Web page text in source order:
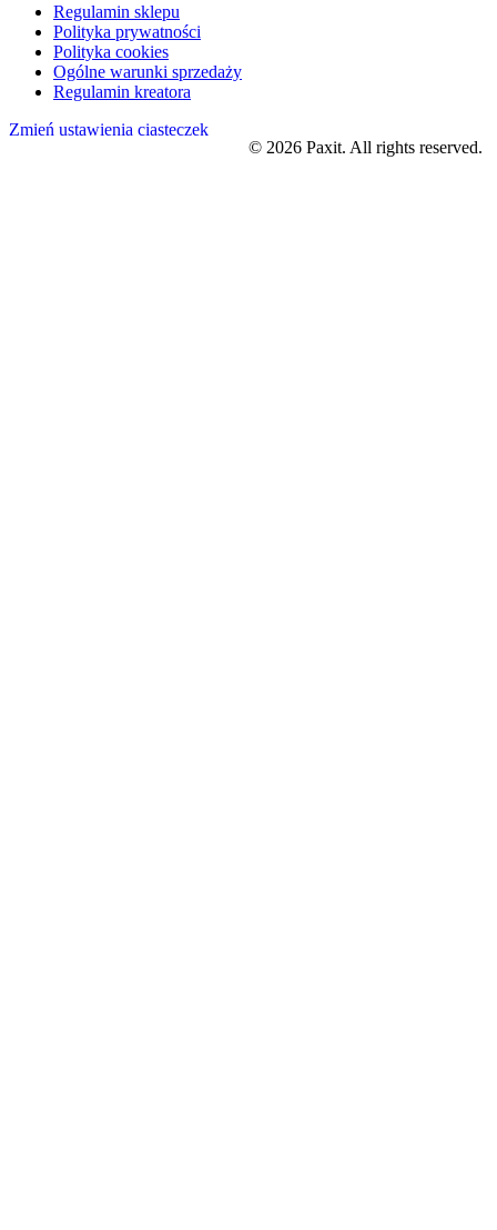
Regulamin sklepu
Polityka prywatności
Polityka cookies
Ogólne warunki sprzedaży
Regulamin kreatora
Zmień ustawienia ciasteczek
© 2026 Paxit. All rights reserved.